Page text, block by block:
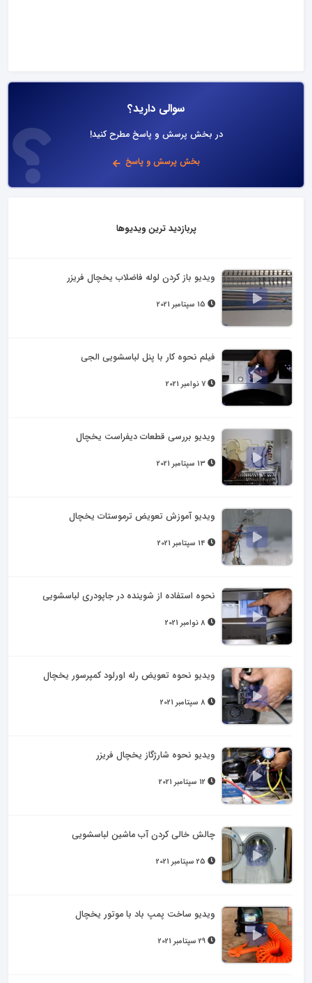
سوالی دارید؟
در بخش پرسش و پاسخ مطرح کنید!
بخش پرسش و پاسخ
پربازدید ترین ویدیوها
ویدیو باز کردن لوله فاضلاب یخچال فریزر
فیلم نحوه کار با پنل لباسشویی الجی
ویدیو بررسی قطعات دیفراست یخچال
ویدیو آموزش تعویض ترموستات یخچال
نحوه استفاده از شوینده در جاپودری لباسشویی
ویدیو نحوه تعویض رله اورلود کمپرسور یخچال
ویدیو نحوه شارژگاز یخچال فریزر
چالش خالی کردن آب ماشین لباسشویی
ویدیو ساخت پمپ باد با موتور یخچال